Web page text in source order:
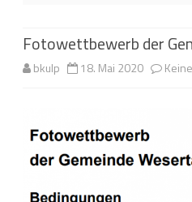
Fotowettbewerb der
bkulp 18. Mai 2020